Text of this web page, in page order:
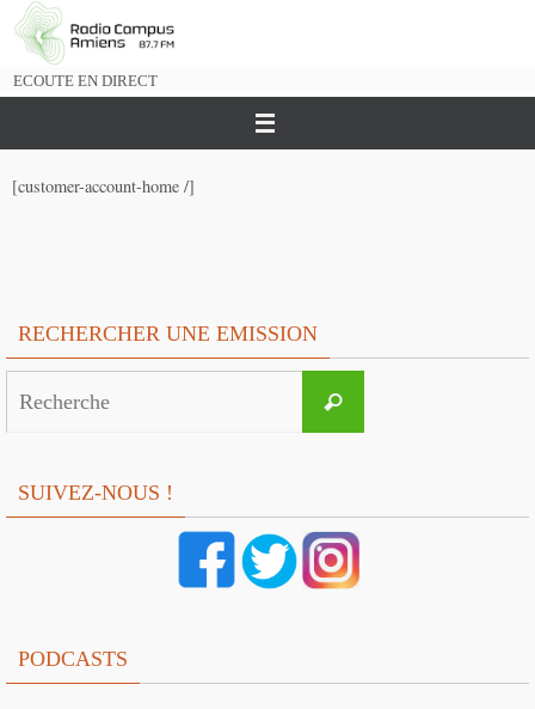
Passer
vers
ECOUTE EN DIRECT
[customer-account-home /]
RECHERCHER UNE EMISSION
Recherche
SUIVEZ-NOUS !
PODCASTS